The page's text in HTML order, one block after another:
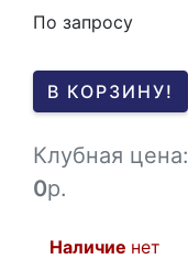
По запросу
В КОРЗИНУ!
Клубная цена:
0р.
Наличие нет